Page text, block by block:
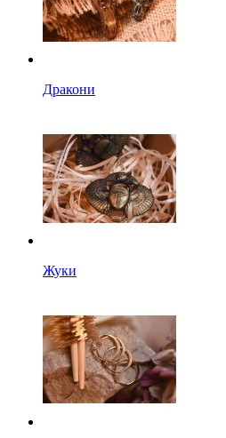
Дракони
Жуки